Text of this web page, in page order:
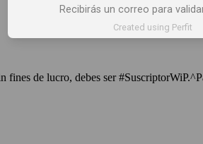
de lucro, debes ser
Recibirás un correo para
Created using Perfit